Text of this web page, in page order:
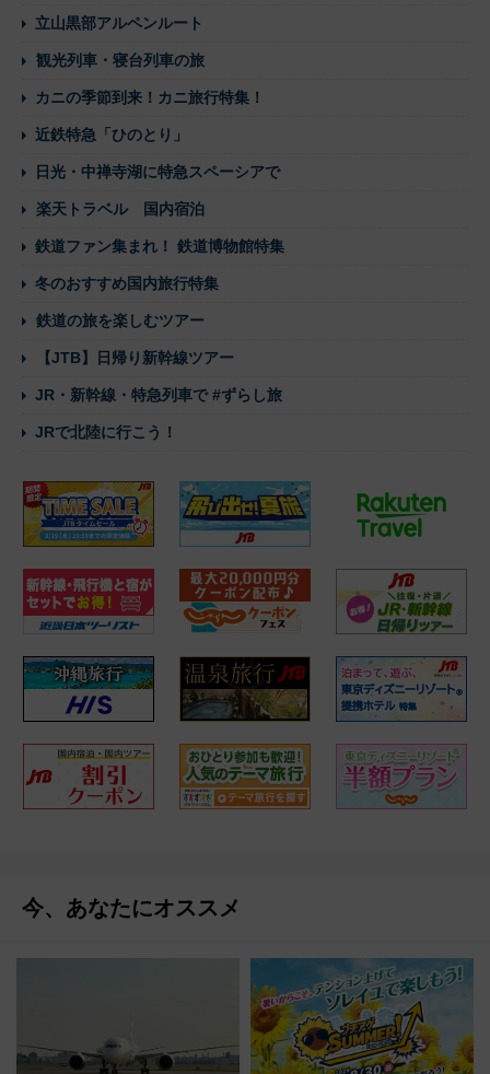
立山黒部アルペンルート
観光列車・寝台列車の旅
カニの季節到来！カニ旅行特集！
近鉄特急「ひのとり」
日光・中禅寺湖に特急スペーシアで
楽天トラベル 国内宿泊
鉄道ファン集まれ！ 鉄道博物館特集
冬のおすすめ国内旅行特集
鉄道の旅を楽しむツアー
【JTB】日帰り新幹線ツアー
JR・新幹線・特急列車で #ずらし旅
JRで北陸に行こう！
今、あなたにオススメ